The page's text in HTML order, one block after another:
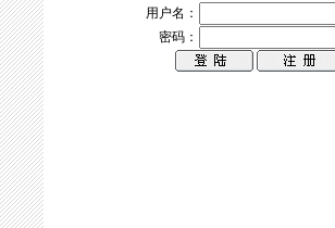
用户名：
密码：